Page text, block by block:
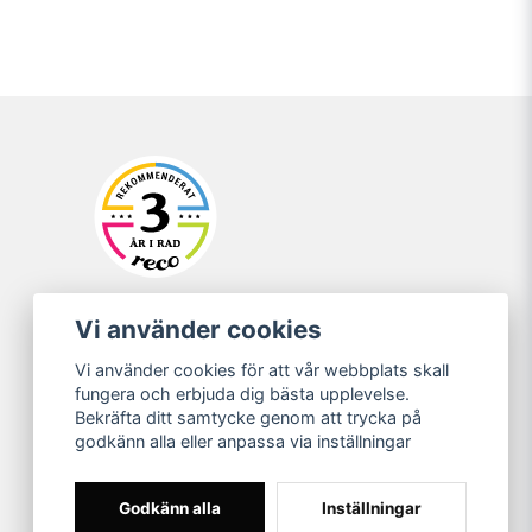
Vi använder cookies
Vi använder cookies för att vår webbplats skall
fungera och erbjuda dig bästa upplevelse.
Bekräfta ditt samtycke genom att trycka på
godkänn alla eller anpassa via inställningar
Godkänn alla Inställningar